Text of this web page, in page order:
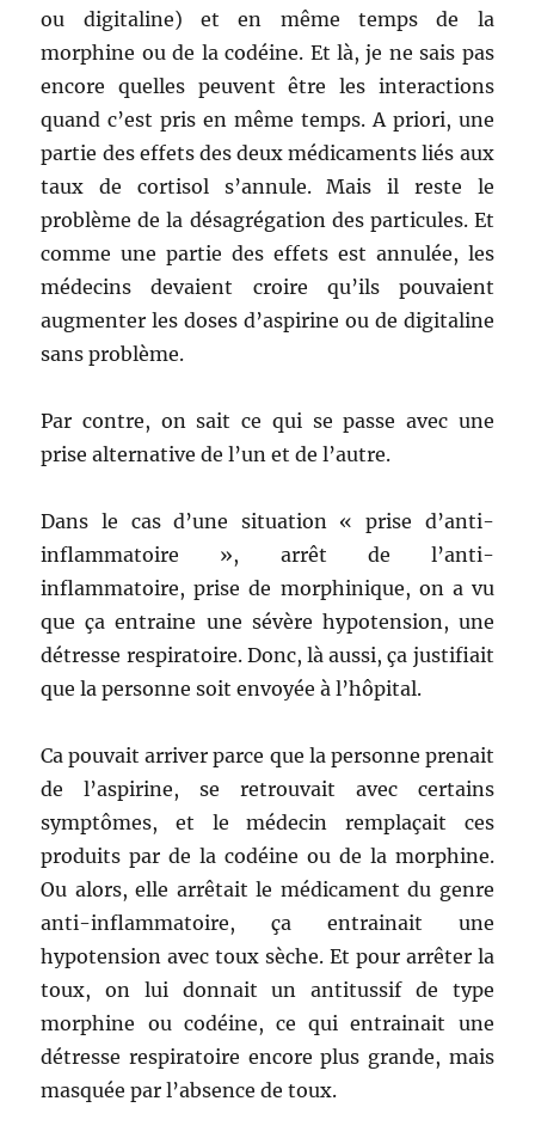
ou digitaline) et en même temps de la
morphine ou de la codéine. Et là, je ne sais pas
encore quelles peuvent être les interactions
quand c’est pris en même temps. A priori, une
partie des effets des deux médicaments liés aux
taux de cortisol s’annule. Mais il reste le
problème de la désagrégation des particules. Et
comme une partie des effets est annulée, les
médecins devaient croire qu’ils pouvaient
augmenter les doses d’aspirine ou de digitaline
sans problème.
Par contre, on sait ce qui se passe avec une
prise alternative de l’un et de l’autre.
Dans le cas d’une situation « prise d’anti-
inflammatoire », arrêt de l’anti-
inflammatoire, prise de morphinique, on a vu
que ça entraine une sévère hypotension, une
détresse respiratoire. Donc, là aussi, ça justifiait
que la personne soit envoyée à l’hôpital.
Ca pouvait arriver parce que la personne prenait
de l’aspirine, se retrouvait avec certains
symptômes, et le médecin remplaçait ces
produits par de la codéine ou de la morphine.
Ou alors, elle arrêtait le médicament du genre
anti-inflammatoire, ça entrainait une
hypotension avec toux sèche. Et pour arrêter la
toux, on lui donnait un antitussif de type
morphine ou codéine, ce qui entrainait une
détresse respiratoire encore plus grande, mais
masquée par l’absence de toux.